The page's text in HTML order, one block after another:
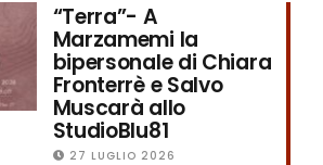
“Terra”- A
Marzamemi la
bipersonale di Chiara
Fronterrè e Salvo
Muscarà allo
StudioBlu81
27 LUGLIO 2026